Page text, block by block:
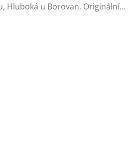
Hluboká u Borovan. Originální...